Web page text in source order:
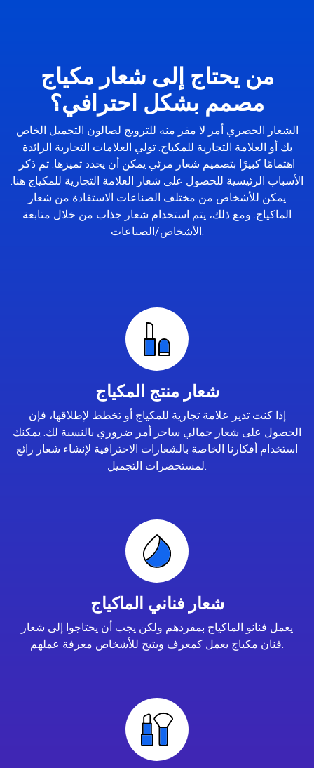
من يحتاج إلى شعار مكياج
مصمم بشكل احترافي؟
الشعار الحصري أمر لا مفر منه للترويج لصالون التجميل الخاص
بك أو العلامة التجارية للمكياج. تولي العلامات التجارية الرائدة
اهتمامًا كبيرًا بتصميم شعار مرئي يمكن أن يحدد تميزها. تم ذكر
الأسباب الرئيسية للحصول على شعار العلامة التجارية للمكياج هنا.
يمكن للأشخاص من مختلف الصناعات الاستفادة من شعار
الماكياج. ومع ذلك، يتم استخدام شعار جذاب من خلال متابعة
الأشخاص/الصناعات.
شعار منتج المكياج
إذا كنت تدير علامة تجارية للمكياج أو تخطط لإطلاقها، فإن
الحصول على شعار جمالي ساحر أمر ضروري بالنسبة لك. يمكنك
استخدام أفكارنا الخاصة بالشعارات الاحترافية لإنشاء شعار رائع
لمستحضرات التجميل.
شعار فناني الماكياج
يعمل فنانو الماكياج بمفردهم ولكن يجب أن يحتاجوا إلى شعار
فنان مكياج يعمل كمعرف ويتيح للأشخاص معرفة عملهم.